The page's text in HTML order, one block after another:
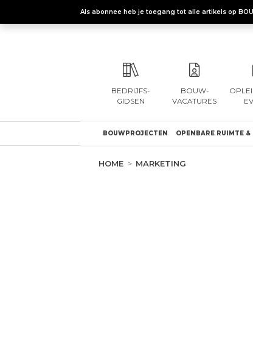
Als abonnee heb je toegang tot alle artikels op
BEDRIJFS-
GIDSEN
BOUW-
VACATURES
BOUWPROJECTEN OPENBARE RUIMTE &
HOME MARKETING